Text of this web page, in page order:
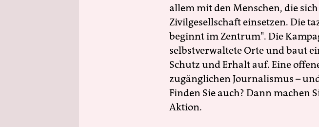
allem mit den Menschen, die
Zivilgesellschaft einsetzen. Die
beginnt im Zentrum". Die
selbstverwaltete Orte und baut
Schutz und Erhalt auf. Eine
zugänglichen Journalismus –
Finden Sie auch? Dann machen
Aktion.